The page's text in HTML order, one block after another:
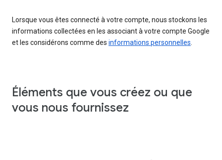
Lorsque vous êtes connecté à votre compte, nous stockons les
informations collectées en les associant à votre compte Google
et les considérons comme des informations personnelles
Éléments que vous créez ou que
vous nous fournissez